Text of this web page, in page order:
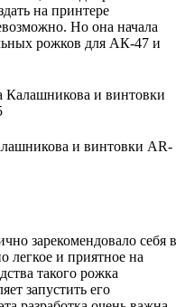
на принтере
Но она начала
рожков для АК-47 и
и винтовки AR-
зарекомендовало себя в
легкое и приятное на
такого рожка
запустить его